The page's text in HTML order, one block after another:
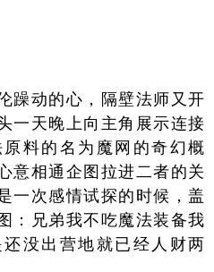
躁动的心，隔壁法师又开
一天晚上向主角展示连接
料的名为魔网的奇幻概
意相通企图拉进二者的关
一次感情试探的时候，盖
：兄弟我不吃魔法装备我
没出营地就已经人财两